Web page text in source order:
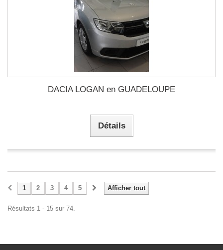
DACIA LOGAN en GUADELOUPE
Détails
Afficher tout
1 2 3 4 5
Résultats 1 - 15 sur 74.